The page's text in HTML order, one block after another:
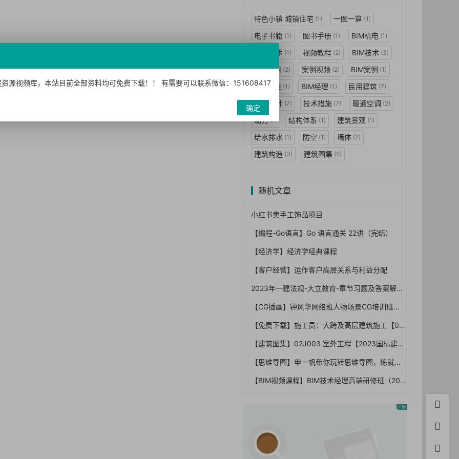
特色小镇 城镇住宅 (1) 一图一算 (1)
电子书籍 (1) 图书手册 (1) BIM机电 (1)
建模技术 (1) 视频教程 (2) BIM技术 (3)
BIM应用 (2) 案例视频 (2) BIM案例 (1)
BIM标准 (1) BIM经理 (1) 民用建筑 (7)
工程设计 (7) 技术措施 (7) 暖通空调 (2)
动力(1) 结构体系 (1) 建筑景观 (1)
给水排水 (1) 防空 (1) 墙体 (2)
建筑构造 (3) 建筑图集 (5)
随机文章
小红书卖手工饰品项目
【编程-Go语言】Go 语言通关 22讲（完结）
【经济学】经济学经典课程
【客户经营】运作客户高层关系与利益分配
2023年一建法规-大立教育-章节习题及答案解析【重点推荐】
【CG插画】钟风华网络班人物场景CG培训班原画带插画素材完整视频教程
【免费下载】施工员：大跨及高层建筑施工【01-0007】
【建筑图集】02J003 室外工程【2023国标建筑专业图集大全】
【思维导图】申一帆带你玩转思维导图，练就最强大脑【完结】
【BIM视频课程】BIM技术经理高端研修班（2019升级版）2980【VIP1401-0001】
源视频库，本站目前全部资料均可免费下载！！ 有需要可以联系微信：151608417
确定